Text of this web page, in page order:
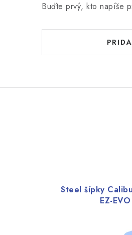
Buďte prvý, kto napíše
Steel šípky
EZ-EVO